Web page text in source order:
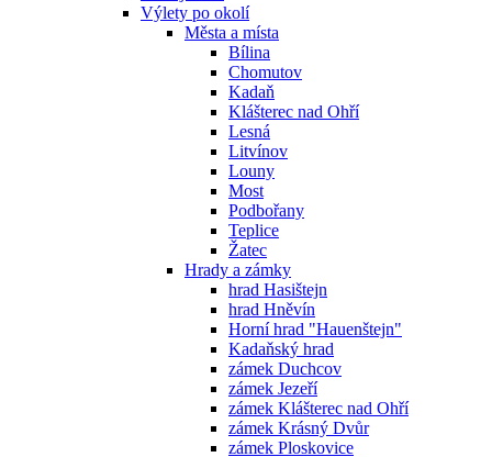
Výlety po okolí
Města a místa
Bílina
Chomutov
Kadaň
Klášterec nad Ohří
Lesná
Litvínov
Louny
Most
Podbořany
Teplice
Žatec
Hrady a zámky
hrad Hasištejn
hrad Hněvín
Horní hrad "Hauenštejn"
Kadaňský hrad
zámek Duchcov
zámek Jezeří
zámek Klášterec nad Ohří
zámek Krásný Dvůr
zámek Ploskovice